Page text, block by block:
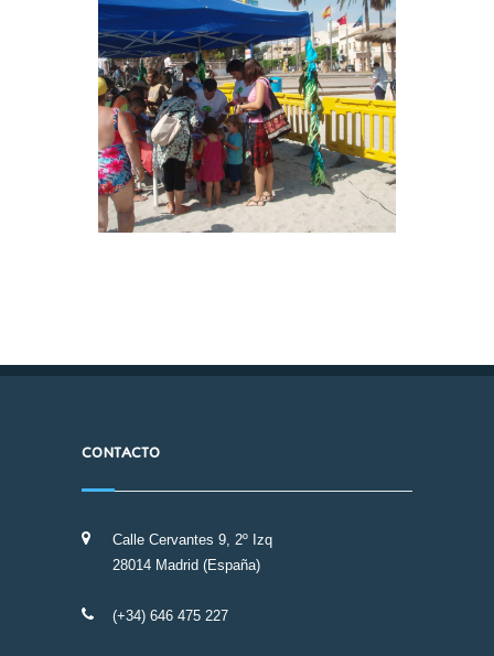
CONTACTO
Calle Cervantes 9, 2º Izq
28014 Madrid (España)
(+34) 646 475 227